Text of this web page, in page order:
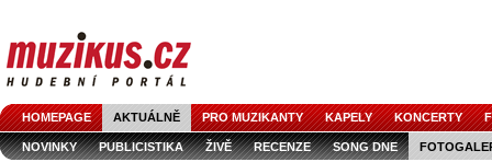
HOMEPAGE AKTUÁLNĚ PRO MUZIKANTY KAPELY KONCERTY
NOVINKY PUBLICISTIKA ŽIVĚ RECENZE SONG DNE